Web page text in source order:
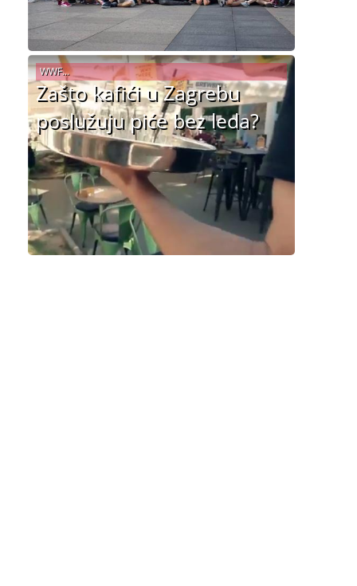
Zašto kafići u Zagrebu
poslužuju piće bez leda?
WWF...